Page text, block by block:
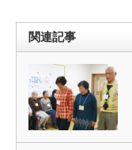
関連記事